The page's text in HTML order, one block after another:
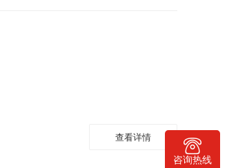
查看详情
咨询热线
400-778-1068